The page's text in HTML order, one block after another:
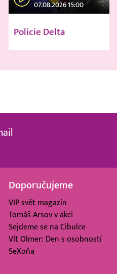
07.08.2026 15:00
Policie Delta
Doporučujeme
VIP svět magazín
Tomáš Arsov v akci
Sejdeme se na Cibulce
Vít Olmer: Den s osobností
SeXoňa